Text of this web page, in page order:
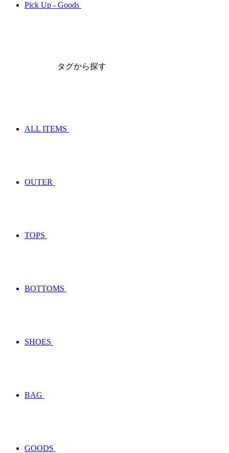
Pick Up - Goods
タグから探す
ALL ITEMS
OUTER
TOPS
BOTTOMS
SHOES
BAG
GOODS